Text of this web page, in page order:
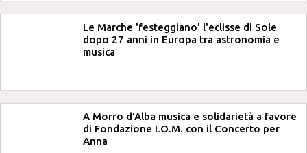
Le Marche 'festeggiano' l'eclisse di Sole
dopo 27 anni in Europa tra astronomia e
musica
A Morro d'Alba musica e solidarietà a favore
di Fondazione I.O.M. con il Concerto per
Anna